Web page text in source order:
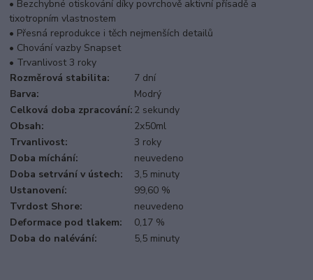
• Bezchybné otiskování díky povrchově aktivní přísadě a
tixotropním vlastnostem
• Přesná reprodukce i těch nejmenších detailů
• Chování vazby Snapset
• Trvanlivost 3 roky
Rozměrová stabilita:
7 dní
Barva:
Modrý
Celková doba zpracování: 2 sekundy
Obsah:
2x50ml
Trvanlivost:
3 roky
Doba míchání:
neuvedeno
Doba setrvání v ústech:
3,5 minuty
Ustanovení:
99,60 %
Tvrdost Shore:
neuvedeno
Deformace pod tlakem:
0,17 %
Doba do nalévání:
5,5 minuty